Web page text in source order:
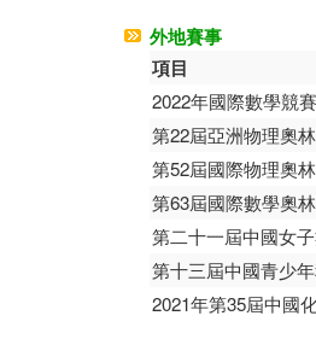
外地賽事
項目
2022年國際數學競賽
第22屆亞洲物理奧
第52屆國際物理奧
第63屆國際數學奧
第二十一屆中國女
第十三屆中國青少
2021年第35屆中國